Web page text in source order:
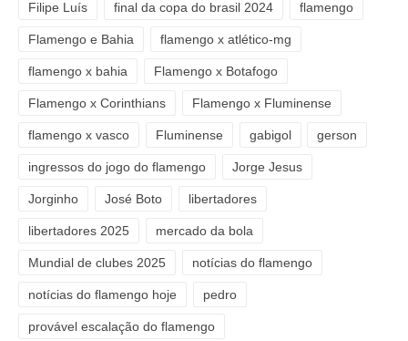
Filipe Luís final da copa do brasil 2024 flamengo
Flamengo e Bahia flamengo x atlético-mg
flamengo x bahia Flamengo x Botafogo
Flamengo x Corinthians Flamengo x Fluminense
flamengo x vasco Fluminense gabigol gerson
ingressos do jogo do flamengo Jorge Jesus
Jorginho José Boto libertadores
libertadores 2025 mercado da bola
Mundial de clubes 2025 notícias do flamengo
notícias do flamengo hoje pedro
provável escalação do flamengo